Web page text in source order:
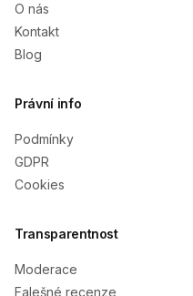
O nás
Kontakt
Blog
Právní info
Podmínky
GDPR
Cookies
Transparentnost
Moderace
Falešné recenze